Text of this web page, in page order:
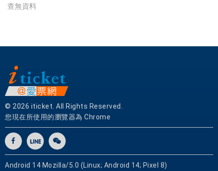
查無資料
© 2026 iticket. All Rights Reserved.
您現在所使用的瀏覽器為 Chrome
Android 14 Mozilla/5.0 (Linux; Android 14; Pixel 8)